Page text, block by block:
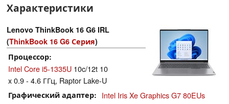
Характеристики
Lenovo ThinkBook 16 G6 IRL
(ThinkBook 16 G6 Серия)
Процессор
Intel Core i5-1335U 10c/12t 10
x 0.9 - 4.6 ГГц, Raptor Lake-U
Графический адаптер Intel Iris Xe Graphics G7 80EUs